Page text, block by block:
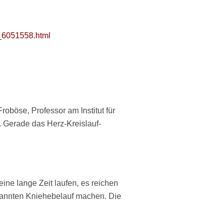
Professor am Institut für
das Herz-Kreislauf-
lange Zeit laufen, es reichen
Kniehebelauf machen. Die